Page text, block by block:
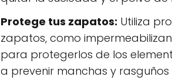
Protege tus zapatos: Utiliza
zapatos, como
para protegerlos de los
a prevenir manchas y